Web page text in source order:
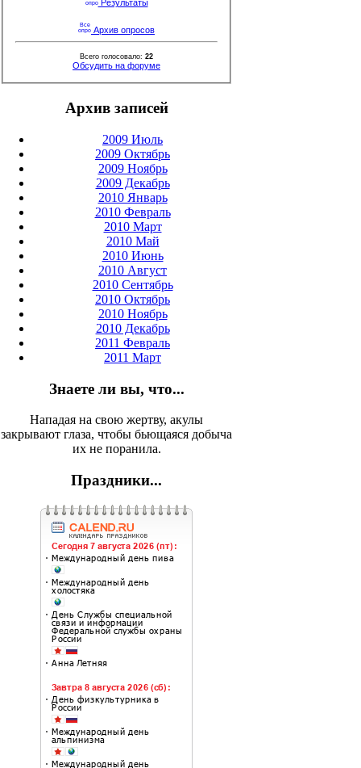
Результаты
Архив опросов
Всего голосовало: 22
Обсудить на форуме
Архив записей
2009 Июль
2009 Октябрь
2009 Ноябрь
2009 Декабрь
2010 Январь
2010 Февраль
2010 Март
2010 Май
2010 Июнь
2010 Август
2010 Сентябрь
2010 Октябрь
2010 Ноябрь
2010 Декабрь
2011 Февраль
2011 Март
Знаете ли вы, что...
Нападая на свою жертву, акулы
закрывают глаза, чтобы бьющаяся добыча
их не поранила.
Праздники...